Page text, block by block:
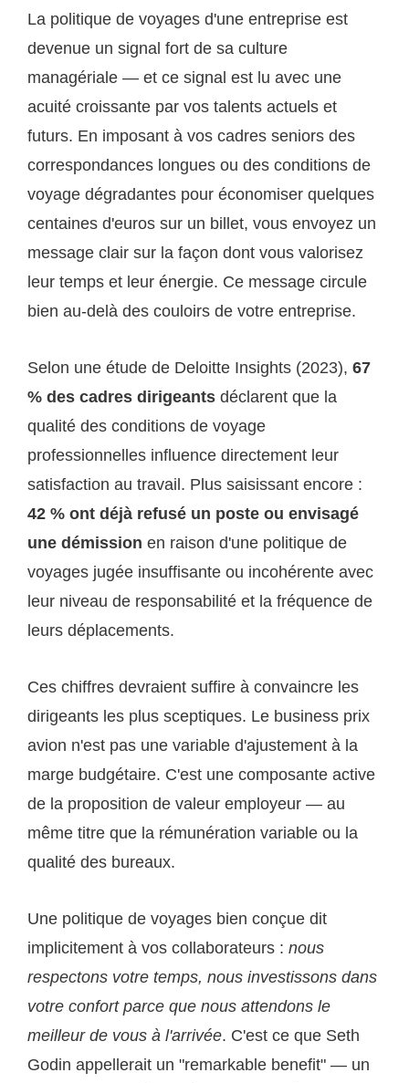
La politique de voyages d'une entreprise est
devenue un signal fort de sa culture
managériale — et ce signal est lu avec une
acuité croissante par vos talents actuels et
futurs. En imposant à vos cadres seniors des
correspondances longues ou des conditions de
voyage dégradantes pour économiser quelques
centaines d'euros sur un billet, vous envoyez un
message clair sur la façon dont vous valorisez
leur temps et leur énergie. Ce message circule
bien au-delà des couloirs de votre entreprise.
Selon une étude de Deloitte Insights (2023), 67
% des cadres dirigeants déclarent que la
qualité des conditions de voyage
professionnelles influence directement leur
satisfaction au travail. Plus saisissant encore :
42 % ont déjà refusé un poste ou envisagé
une démission en raison d'une politique de
voyages jugée insuffisante ou incohérente avec
leur niveau de responsabilité et la fréquence de
leurs déplacements.
Ces chiffres devraient suffire à convaincre les
dirigeants les plus sceptiques. Le business prix
avion n'est pas une variable d'ajustement à la
marge budgétaire. C'est une composante active
de la proposition de valeur employeur — au
même titre que la rémunération variable ou la
qualité des bureaux.
Une politique de voyages bien conçue dit
implicitement à vos collaborateurs : nous
respectons votre temps, nous investissons dans
votre confort parce que nous attendons le
meilleur de vous à l'arrivée. C'est ce que Seth
Godin appellerait un "remarkable benefit" — un